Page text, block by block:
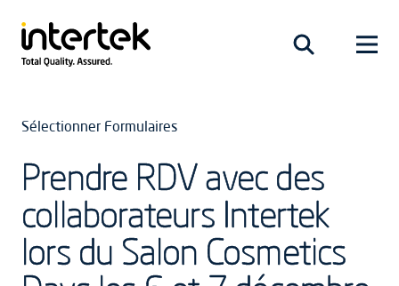
Sélectionner Formulaires
Prendre RDV avec des
collaborateurs Intertek
lors du Salon Cosmetics